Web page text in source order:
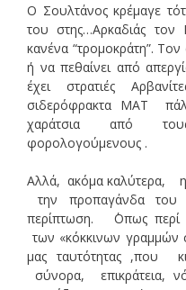
Ο Σουλτάνος κρέμαγε
του στης…Αρκαδιάς
κανένα “τρομοκράτη”.
ή να πεθαίνει από
έχει στρατιές
σιδερόφρακτα ΜΑΤ
χαράτσια από
φορολογούμενους .
Αλλά, ακόμα καλύτερα, η
την προπαγάνδα του
περίπτωση. ΄Οπως περί
των «κόκκινων
μας ταυτότητας ,που
σύνορα,